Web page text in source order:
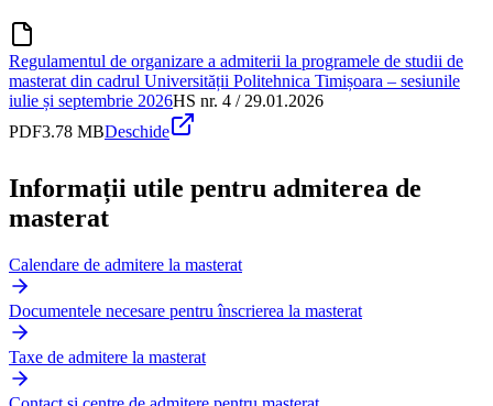
Regulamentul de organizare a admiterii la programele de studii de
masterat din cadrul Universității Politehnica Timișoara – sesiunile
iulie și septembrie 2026HS nr. 4 / 29.01.2026
PDF3.78 MBDeschide
Informații utile pentru admiterea de
masterat
Calendare de admitere la masterat
Documentele necesare pentru înscrierea la masterat
Taxe de admitere la masterat